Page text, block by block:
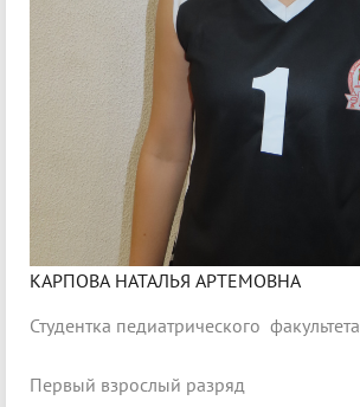
КАРПОВА НАТАЛЬЯ АРТЕМОВНА
Студентка педиатрического факультета
Первый взрослый разряд